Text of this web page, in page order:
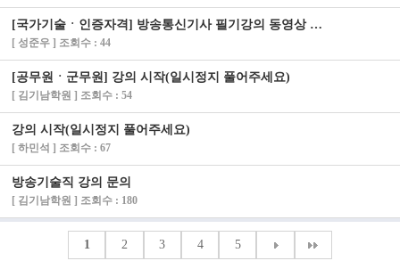
[국가기술ㆍ인증자격] 방송통신기사 필기강의 동영상 안나옵니다
[ 성준우 ] 조회수 : 44
[공무원ㆍ군무원] 강의 시작(일시정지 풀어주세요)
[ 김기남학원 ] 조회수 : 54
강의 시작(일시정지 풀어주세요)
[ 하민석 ] 조회수 : 67
방송기술직 강의 문의
[ 김기남학원 ] 조회수 : 180
1 2 3 4 5